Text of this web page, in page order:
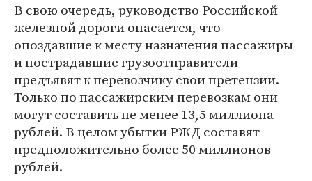
В свою очередь, руководство Российской
железной дороги опасается, что
опоздавшие к месту назначения пассажиры
и пострадавшие грузоотправители
предъявят к перевозчику свои претензии.
Только по пассажирским перевозкам они
могут составить не менее 13,5 миллиона
рублей. В целом убытки РЖД составят
предположительно более 50 миллионов
рублей.